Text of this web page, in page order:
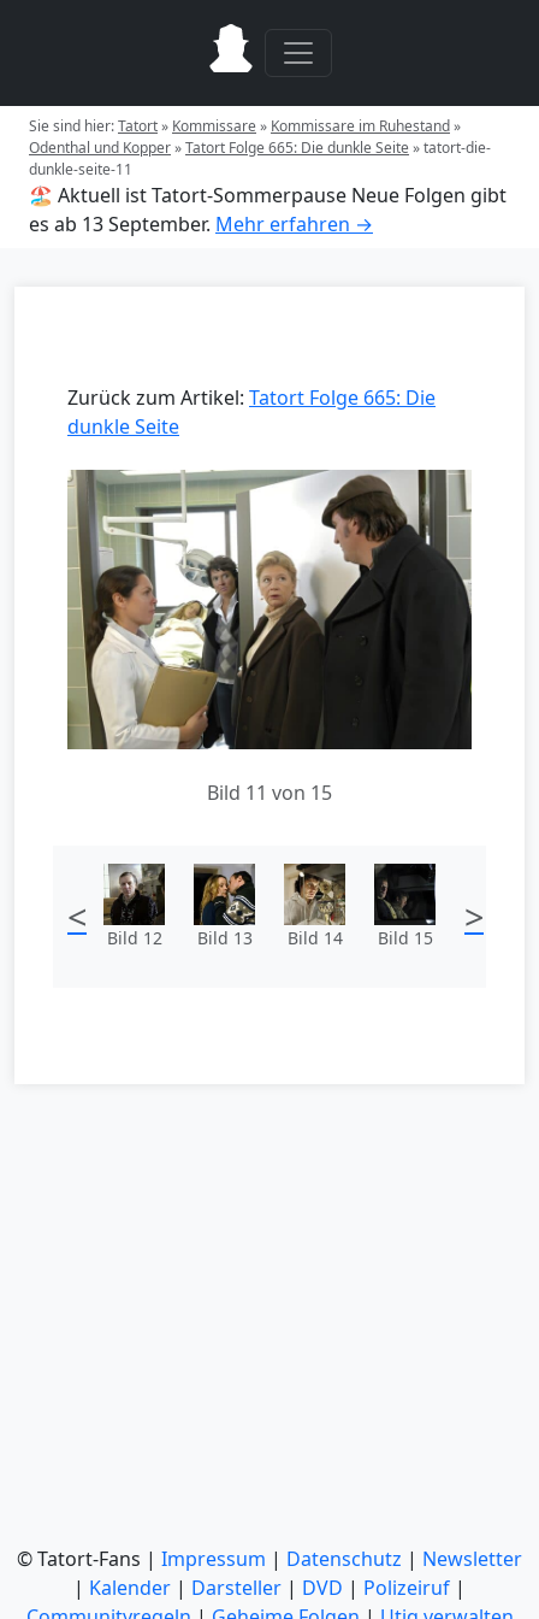
Sie sind hier:Tatort» Kommissare» Kommissare im Ruhestand»
Odenthal und Kopper»Tatort Folge 665: Die dunkle Seite»tatort-die-
dunkle-seite-11
🏖️ Aktuell ist Tatort-Sommerpause Neue Folgen gibt
es ab 13 September. Mehr erfahren →
Zurück zum Artikel: Tatort Folge 665: Die
dunkle Seite
Bild 11 von 15
< Bild 12 Bild 13 Bild 14 Bild 15 >
© Tatort-Fans | Impressum | Datenschutz | Newsletter
| Kalender | Darsteller | DVD | Polizeiruf |